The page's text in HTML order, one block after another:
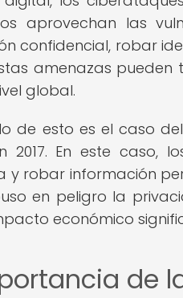
aprovechan las
confidencial, robar
amenazas
global.
de esto es el caso
2017. En este
y robar información
en peligro la
económico
de